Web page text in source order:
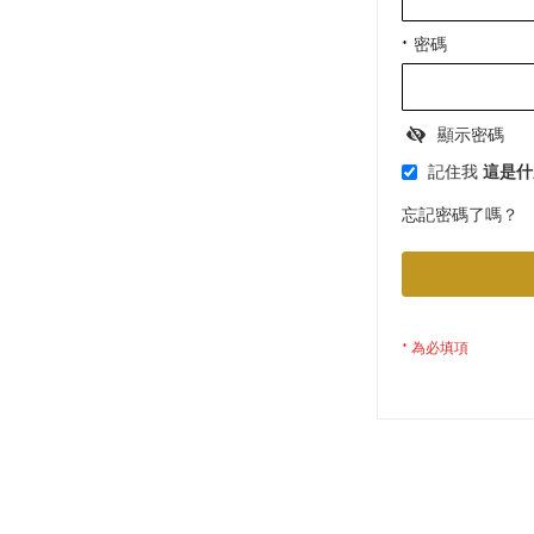
密碼
顯示密碼
記住我 這是
忘記密碼了嗎？